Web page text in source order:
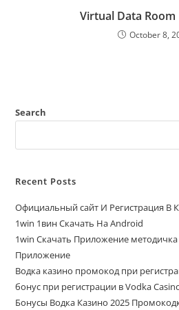
Virtual Data
October 8,
Search
Recent Posts
Официальный сайт И Регистрация В
1win 1вин Скачать На Android
1win Скачать Приложение
Приложение
Водка казино промокод при
бонус при регистрации в Vodka
Бонусы Водка Казино 2025